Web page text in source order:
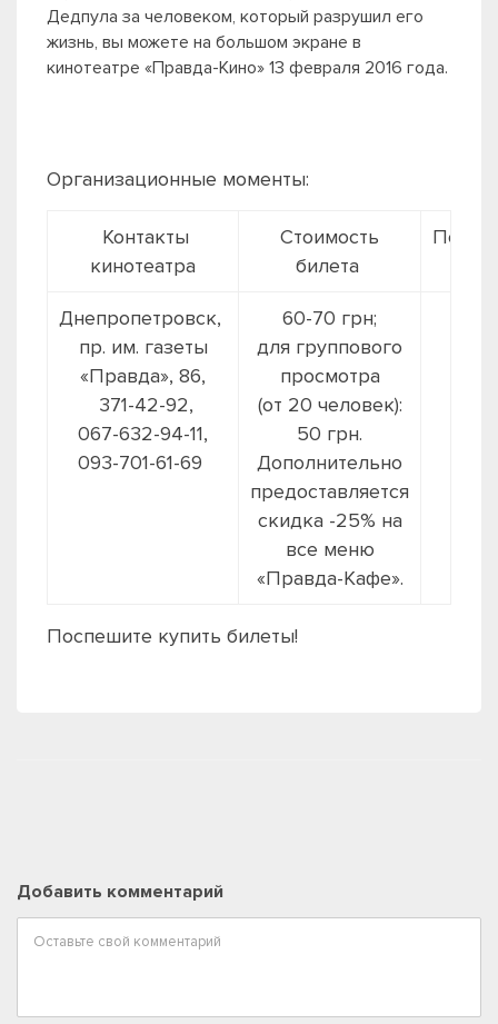
Дедпула за человеком, который разрушил его
жизнь, вы можете на большом экране в
кинотеатре «Правда-Кино» 13 февраля 2016 года.
Организационные моменты:
Контакты
кинотеатра
Стоимость
билета
Днепропетровск,
пр. им. газеты
«Правда», 86,
371-42-92,
067-632-94-11,
093-701-61-69
60-70 грн;
для группового
просмотра
(от 20 человек):
50 грн.
Дополнительно
предоставляется
скидка -25% на
все меню
«Правда-Кафе».
Поспешите купить билеты!
Добавить комментарий